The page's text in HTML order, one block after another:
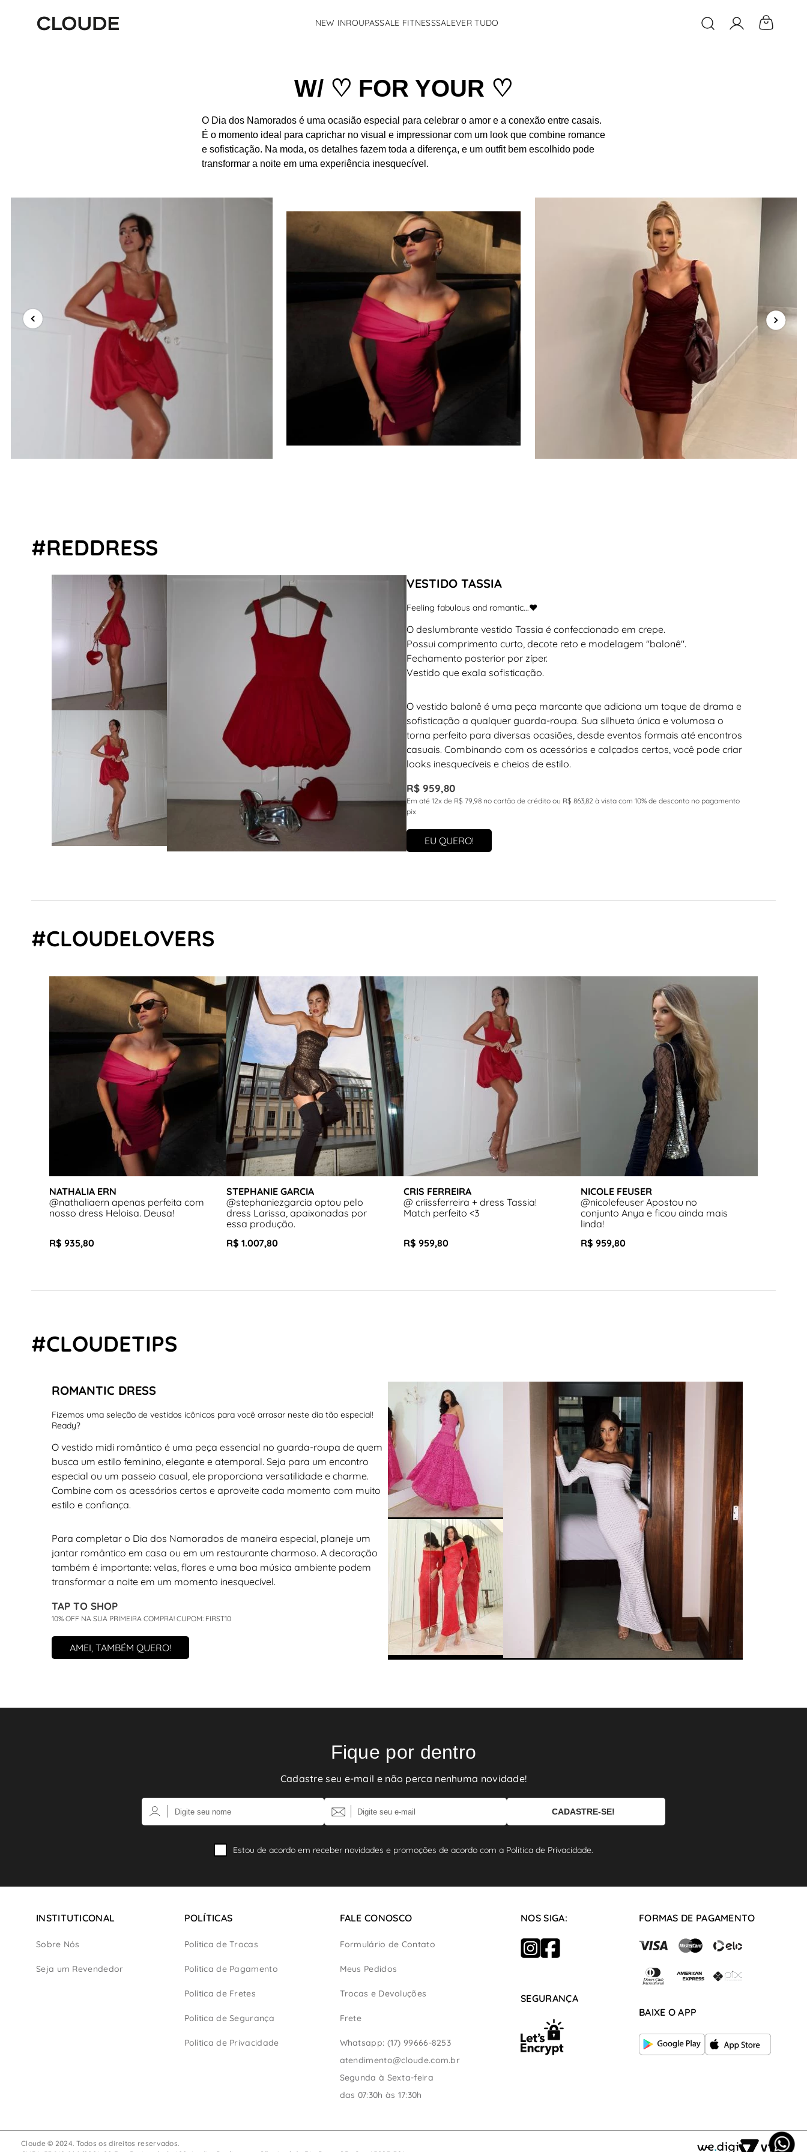
NEW INROUPASSALE FITNESSSALEVER TUDO O que você está
W/ ♡ FOR YOUR ♡
O Dia dos Namorados é uma ocasião especial para celebrar o amor e a conexão entre casais.
É o momento ideal para caprichar no visual e impressionar com um look que combine romance
e sofisticação. Na moda, os detalhes fazem toda a diferença, e um outfit bem escolhido pode
transformar a noite em uma experiência inesquecível.
#REDDRESS
VESTIDO TASSIA
Feeling fabulous and romantic...❤️
O deslumbrante vestido Tassia é confeccionado em crepe.
Possui comprimento curto, decote reto e modelagem "balonê".
Fechamento posterior por zíper.
Vestido que exala sofisticação.
O vestido balonê é uma peça marcante que adiciona um toque de drama e
sofisticação a qualquer guarda-roupa. Sua silhueta única e volumosa o
torna perfeito para diversas ocasiões, desde eventos formais até encontros
casuais. Combinando com os acessórios e calçados certos, você pode criar
looks inesquecíveis e cheios de estilo.
R$ 959,80
Em até 12x de R$ 79,98 no cartão de crédito ou R$ 863,82 à vista com 10% de desconto no pagamento
pix
EU QUERO!
#CLOUDELOVERS
NATHALIA ERN
@nathaliaern apenas perfeita com
nosso dress Heloisa. Deusa!
R$ 935,80
STEPHANIE GARCIA
@stephaniezgarcia optou pelo
dress Larissa, apaixonadas por
essa produção.
R$ 1.007,80
CRIS FERREIRA
@ criissferreira + dress Tassia!
Match perfeito <3
R$ 959,80
NICOLE FEUSER
@nicolefeuser Apostou no
conjunto Anya e ficou ainda mais
linda!
R$ 959,80
#CLOUDETIPS
ROMANTIC DRESS
Fizemos uma seleção de vestidos icônicos para você arrasar neste dia tão especial!
Ready?
O vestido midi romântico é uma peça essencial no guarda-roupa de quem
busca um estilo feminino, elegante e atemporal. Seja para um encontro
especial ou um passeio casual, ele proporciona versatilidade e charme.
Combine com os acessórios certos e aproveite cada momento com muito
estilo e confiança.
Para completar o Dia dos Namorados de maneira especial, planeje um
jantar romântico em casa ou em um restaurante charmoso. A decoração
também é importante: velas, flores e uma boa música ambiente podem
transformar a noite em um momento inesquecível.
TAP TO SHOP
10% OFF NA SUA PRIMEIRA COMPRA! CUPOM: FIRST10
AMEI, TAMBÉM QUERO!
Fique por dentro
Cadastre seu e-mail e não perca nenhuma novidade!
Estou de acordo em receber novidades e promoções de acordo com a Politica de Privacidade.
INSTITUTICONAL
Sobre Nós
Seja um Revendedor
POLÍTICAS
Política de Trocas
Política de Pagamento
Política de Fretes
Política de Segurança
Política de Privacidade
FALE CONOSCO
Formulário de Contato
Meus Pedidos
Trocas e Devoluções
Frete
Whatsapp: (17) 99666-8253
atendimento@cloude.com.br
Segunda à Sexta-feira
das 07:30h às 17:30h
NOS SIGA:
SEGURANÇA
FORMAS DE PAGAMENTO
BAIXE O APP
Cloude © 2024. Todos os direitos reservados.
2º
vestido
3
body
4º
conjunto
5º
fleur
6º
pandora